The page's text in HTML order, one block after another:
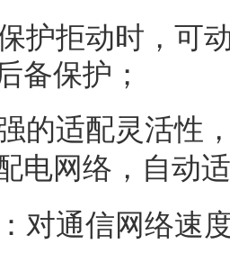
护拒动时，可
备保护；
的适配灵活性
电网络，自动
对通信网络速